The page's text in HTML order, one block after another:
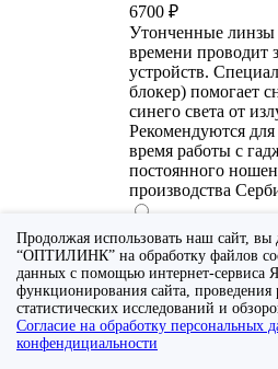
6700 ₽
Утонченные линзы
времени проводит
устройств.
блокер) помогает
синего света от
Рекомендуются
время работы с
постоянного
производства
20300 ₽
Универсальные
тех, кто много
экранами цифровых
Специальное
выборочно
Продолжая использовать наш сайт,
“ОПТИЛИНК” на обработку файлов
данных с помощью интернет-сервиса
функционирования сайта, проведения
статистических исследований и
Согласие на обработку персональных
конфендициальности